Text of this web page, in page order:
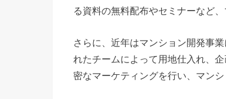
る資料の無料配布やセミナーなど
さらに、近年はマンション開発事
れたチームによって用地仕入れ、
密なマーケティングを行い、マン